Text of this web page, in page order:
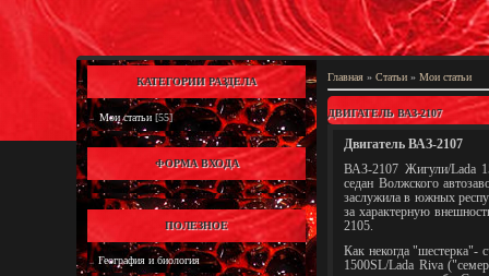
КАТЕГОРИИ РАЗДЕЛА
Мои статьи [55]
ФОРМА ВХОДА
ПОЛЕЗНОЕ
География и биология
Главная » Статьи » Мои статьи
ДВИГАТЕЛЬ ВАЗ-2107
Двигатель ВАЗ-2107
ВАЗ-2107 Жигули/Lada
седан Волжского
заслужила в южных
за характерную
2105.
Как некогда "шестерка"-
1500SL/Lada Riva